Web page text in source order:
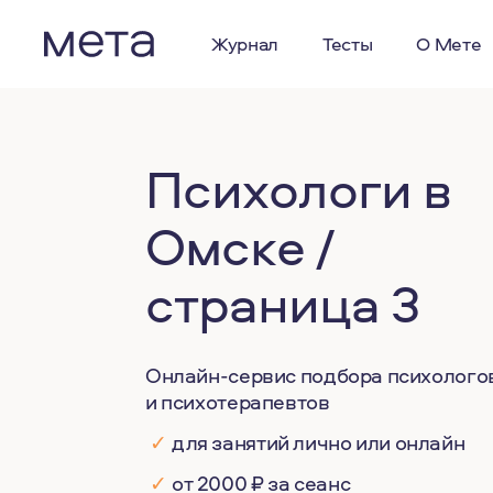
Журнал Тесты О Мете
Психологи в
Омске /
страница 3
Онлайн-сервис подбора
и психотерапевтов
✓ для занятий лично или онлайн
✓ от 2000 ₽ за сеанс